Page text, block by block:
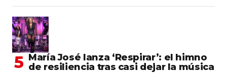
María José lanza ‘Respirar’: el himno
de resiliencia tras casi dejar la música